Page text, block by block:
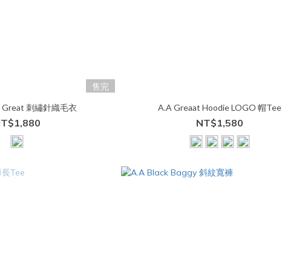
售完
Great 刺繡針織毛衣 A.A Greaat Hoodie LOGO 帽Tee
NT$1,580